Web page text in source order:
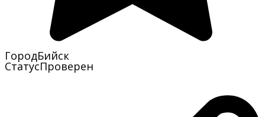
ГородБийск
СтатусПроверен